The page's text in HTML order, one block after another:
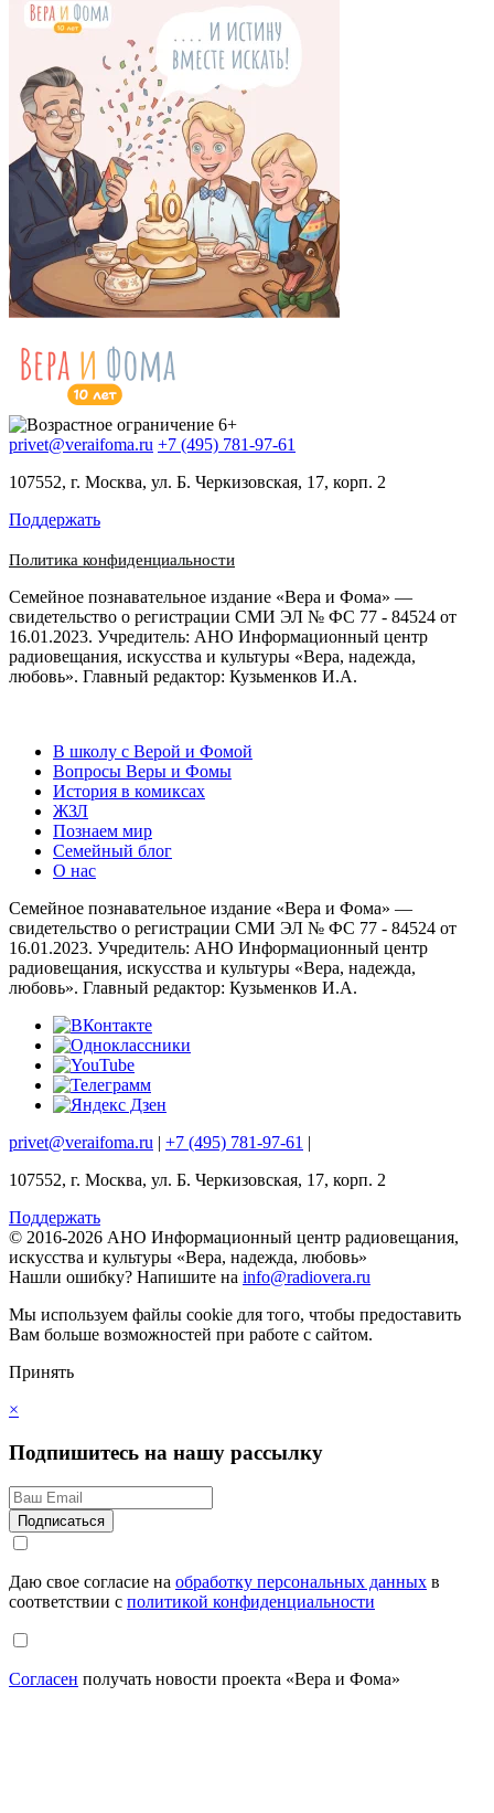
privet@veraifoma.ru +7 (495) 781-97-61
107552, г. Москва, ул. Б. Черкизовская, 17, корп. 2
Поддержать
Политика конфиденциальности
Семейное познавательное издание «Вера и Фома» —
свидетельство о регистрации СМИ ЭЛ № ФС 77 - 84524 от
16.01.2023. Учредитель: АНО Информационный центр
радиовещания, искусства и культуры «Вера, надежда,
любовь». Главный редактор: Кузьменков И.А.
В школу с Верой и Фомой
Вопросы Веры и Фомы
История в комиксах
ЖЗЛ
Познаем мир
Семейный блог
О нас
Семейное познавательное издание «Вера и Фома» —
свидетельство о регистрации СМИ ЭЛ № ФС 77 - 84524 от
16.01.2023. Учредитель: АНО Информационный центр
радиовещания, искусства и культуры «Вера, надежда,
любовь». Главный редактор: Кузьменков И.А.
privet@veraifoma.ru +7 (495) 781-97-61
107552, г. Москва, ул. Б. Черкизовская, 17, корп. 2
Поддержать
© 2016-2026 АНО Информационный центр радиовещания,
искусства и культуры «Вера, надежда, любовь»
Нашли ошибку? Напишите на info@radiovera.ru
Мы используем файлы cookie для того, чтобы предоставить
Вам больше возможностей при работе с сайтом.
Принять
×
Подпишитесь на нашу рассылку
Даю свое согласие на обработку персональных данных в
соответствии с политикой конфиденциальности
Согласен получать новости проекта «Вера и Фома»